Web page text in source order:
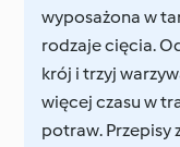
wyposażona w
rodzaje cięcia.
krój i trzyj
więcej czasu w
potraw. Przepisy